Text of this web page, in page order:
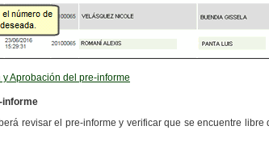
Aprobación del pre-informe
informe
revisar el pre-informe y verificar que se encuentre